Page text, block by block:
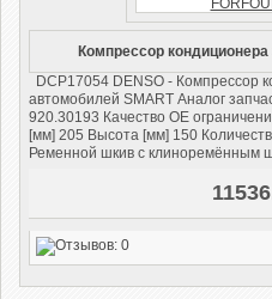
Компрессор кондиционера
DCP17054 DENSO - Компрессор
автомобилей SMART Аналог
920.30193 Качество OE
[мм] 205 Высота [мм] 150
Ременной шкив с клиноремённым